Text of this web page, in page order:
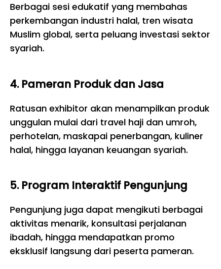
Berbagai sesi edukatif yang membahas
perkembangan industri halal, tren wisata
Muslim global, serta peluang investasi sektor
syariah.
4. Pameran Produk dan Jasa
Ratusan exhibitor akan menampilkan produk
unggulan mulai dari travel haji dan umroh,
perhotelan, maskapai penerbangan, kuliner
halal, hingga layanan keuangan syariah.
5. Program Interaktif Pengunjung
Pengunjung juga dapat mengikuti berbagai
aktivitas menarik, konsultasi perjalanan
ibadah, hingga mendapatkan promo
eksklusif langsung dari peserta pameran.